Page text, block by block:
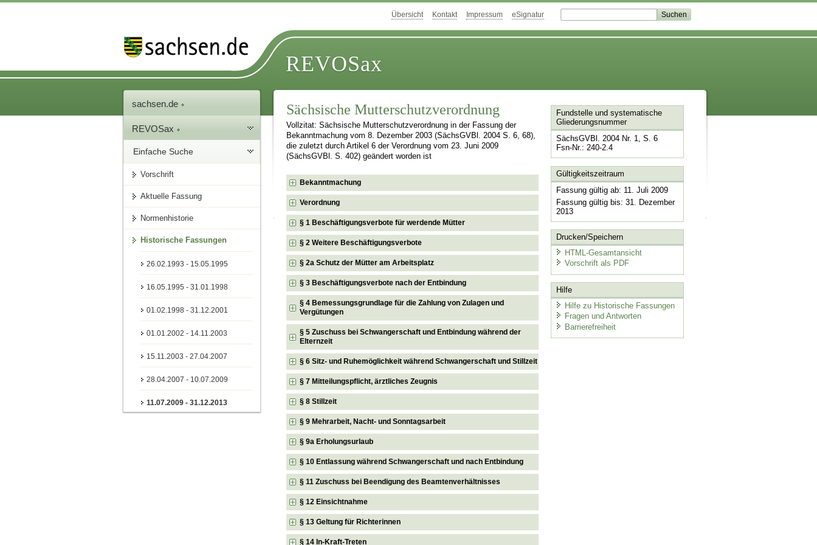
Übersicht Kontakt Impressum eSignatur
REVOSax
sachsen.de
REVOSax
Einfache Suche
Vorschrift
Aktuelle Fassung
Normenhistorie
Historische Fassungen
26.02.1993 - 15.05.1995
16.05.1995 - 31.01.1998
01.02.1998 - 31.12.2001
01.01.2002 - 14.11.2003
15.11.2003 - 27.04.2007
28.04.2007 - 10.07.2009
11.07.2009 - 31.12.2013
Sächsische Mutterschutzverordnung
Vollzitat: Sächsische Mutterschutzverordnung in der Fassung der
Bekanntmachung vom 8. Dezember 2003 (SächsGVBl. 2004 S. 6, 68),
die zuletzt durch Artikel 6 der Verordnung vom 23. Juni 2009
(SächsGVBl. S. 402) geändert worden ist
Bekanntmachung
Verordnung
§ 1 Beschäftigungsverbote für werdende Mütter
§ 2 Weitere Beschäftigungsverbote
§ 2a Schutz der Mütter am Arbeitsplatz
§ 3 Beschäftigungsverbote nach der Entbindung
§ 4 Bemessungsgrundlage für die Zahlung von Zulagen und
Vergütungen
§ 5 Zuschuss bei Schwangerschaft und Entbindung während der
Elternzeit
§ 6 Sitz- und Ruhemöglichkeit während Schwangerschaft und Stillzeit
§ 7 Mitteilungspflicht, ärztliches Zeugnis
§ 8 Stillzeit
§ 9 Mehrarbeit, Nacht- und Sonntagsarbeit
§ 9a Erholungsurlaub
§ 10 Entlassung während Schwangerschaft und nach Entbindung
§ 11 Zuschuss bei Beendigung des Beamtenverhältnisses
§ 12 Einsichtnahme
§ 13 Geltung für Richterinnen
§ 14 In-Kraft-Treten
Fundstelle und systematische
Gliederungsnummer
SächsGVBl. 2004 Nr. 1, S. 6
Fsn-Nr.: 240-2.4
Gültigkeitszeitraum
Fassung gültig ab: 11. Juli 2009
Fassung gültig bis: 31. Dezember
2013
Drucken/Speichern
HTML-Gesamtansicht
Vorschrift als PDF
Hilfe
Hilfe zu Historische Fassungen
Fragen und Antworten
Barrierefreiheit